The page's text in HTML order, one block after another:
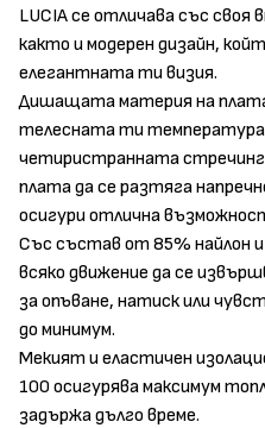
LUCIA се отличава със
както и модерен дизайн,
елегантната ти визия.
Дишащата материя на
телесната ти температура
четиристранната
плата да се разтяга
осигури отлична
Със състав от 85% найлон
всяко движение да се
за опъване, натиск или
до минимум.
Мекият и еластичен
100 осигурява максимум
задържа дълго време.